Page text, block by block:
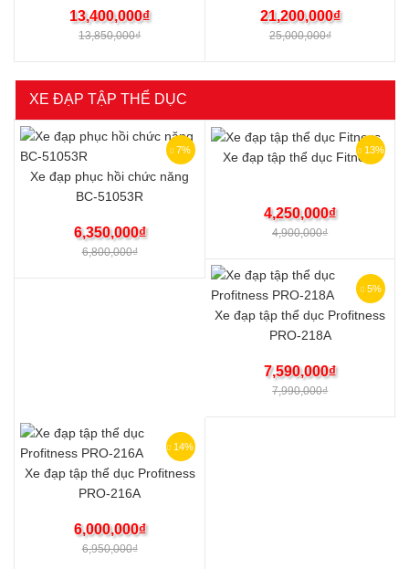
13,850,000₫
13,400,000₫
25,000,000₫
21,200,000₫
XE ĐẠP TẬP THỂ DỤC
7%
Xe đạp phục hồi chức năng
BC-51053R
6,800,000₫
6,350,000₫
13%
Xe đạp tập thể dục Fitness
4,900,000₫
4,250,000₫
5%
Xe đạp tập thể dục Profitness
PRO-218A
7,990,000₫
7,590,000₫
14%
Xe đạp tập thể dục Profitness
PRO-216A
6,950,000₫
6,000,000₫